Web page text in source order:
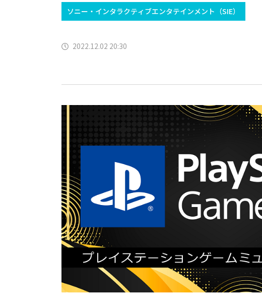
ソニー・インタラクティブエンタテインメント（SIE）
2022.12.02 20:30